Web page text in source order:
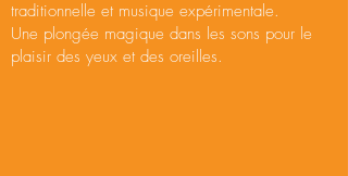
traditionnelle et musique expérimentale.
Une plongée magique dans les sons pour le
plaisir des yeux et des oreilles.